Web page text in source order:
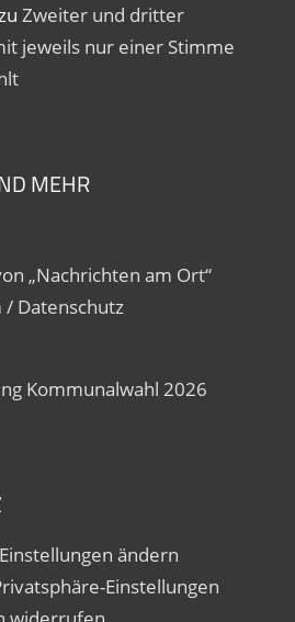
Zweiter und dritter
jeweils nur einer Stimme
MEHR
„Nachrichten am Ort“
Datenschutz
Kommunalwahl 2026
ändern
Einstellungen